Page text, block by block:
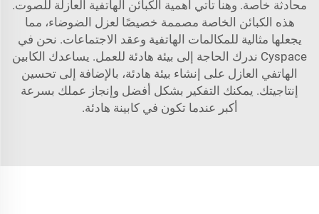
محادثة خاصة. وهنا تأتي أهمية الكبائن الهاتفية العازلة للصوت.
هذه الكبائن الخاصة مصممة خصيصًا لعزل الضوضاء، مما
يجعلها مثالية للمكالمات الهاتفية وعقد الاجتماعات. نحن في
Cyspace ندرك الحاجة إلى بيئة هادئة للعمل. يساعدك الكابين
الهاتفي العازل على إنشاء بيئة هادئة، بالإضافة إلى تحسين
إنتاجيتك. يمكنك التفكير بشكل أفضل وإنجاز عملك بسرعة
أكبر عندما تكون في كابينة هادئة.